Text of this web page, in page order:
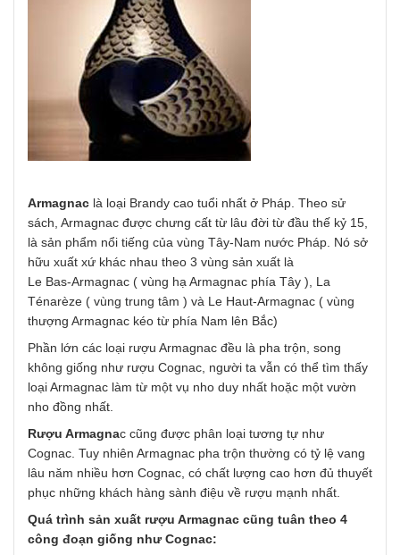
Armagnac là loại Brandy cao tuổi nhất ở Pháp. Theo sử
sách, Armagnac được chưng cất từ lâu đời từ đầu thế kỷ 15,
là sản phẩm nổi tiếng của vùng Tây-Nam nước Pháp. Nó sở
hữu xuất xứ khác nhau theo 3 vùng sản xuất là
Le Bas-Armagnac ( vùng hạ Armagnac phía Tây ), La
Ténarèze ( vùng trung tâm ) và Le Haut-Armagnac ( vùng
thượng Armagnac kéo từ phía Nam lên Bắc)
Phần lớn các loại rượu Armagnac đều là pha trộn, song
không giống như rượu Cognac, người ta vẫn có thể tìm thấy
loại Armagnac làm từ một vụ nho duy nhất hoặc một vườn
nho đồng nhất.
Rượu Armagnac cũng được phân loại tương tự như
Cognac. Tuy nhiên Armagnac pha trộn thường có tỷ lệ vang
lâu năm nhiều hơn Cognac, có chất lượng cao hơn đủ thuyết
phục những khách hàng sành điệu về rượu mạnh nhất.
Quá trình sản xuất rượu Armagnac cũng tuân theo 4
công đoạn giống như Cognac: